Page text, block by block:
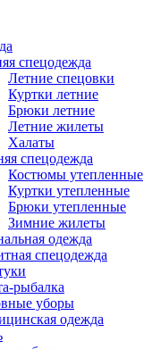
спецодежда
Летние спецовки
Куртки летние
Брюки летние
Летние жилеты
Халаты
спецодежда
Костюмы утепленные
Куртки утепленные
Брюки утепленные
Зимние жилеты
одежда
спецодежда
рыбалка
уборы
одежда